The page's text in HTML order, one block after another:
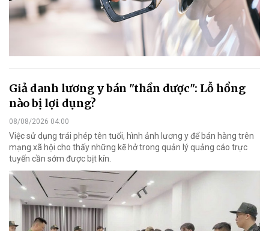
Giả danh lương y bán "thần dược": Lỗ hổng
nào bị lợi dụng?
08/08/2026 04:00
Việc sử dụng trái phép tên tuổi, hình ảnh lương y để bán hàng trên
mạng xã hội cho thấy những kẽ hở trong quản lý quảng cáo trực
tuyến cần sớm được bịt kín.